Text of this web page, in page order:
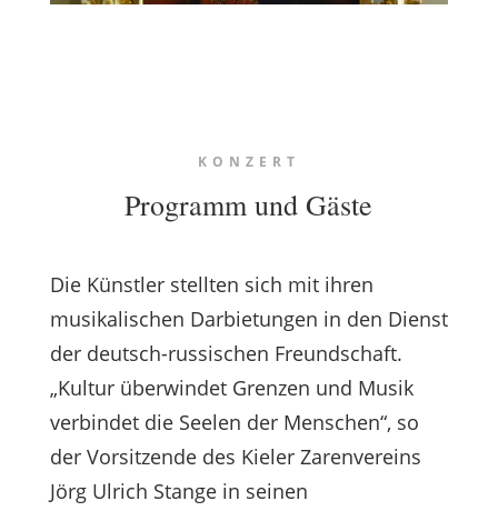
KONZERT
Programm und Gäste
Die Künstler stellten sich mit ihren
musikalischen Darbietungen in den Dienst
der deutsch-russischen Freundschaft.
„Kultur überwindet Grenzen und Musik
verbindet die Seelen der Menschen“, so
der Vorsitzende des Kieler Zarenvereins
Jörg Ulrich Stange in seinen